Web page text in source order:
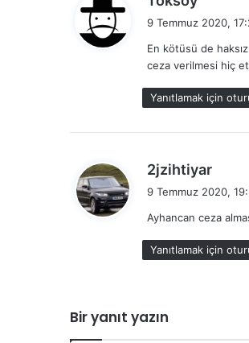
e
k
i
:
9 Temmuz 2020,
En kötüsü de
ceza verilmesi hiç
Yanıtlamak için
2jzihtiyar
e
i
k
i
9 Temmuz 2020,
Ayhancan ceza
Yanıtlamak için
Bir yanıt yazın